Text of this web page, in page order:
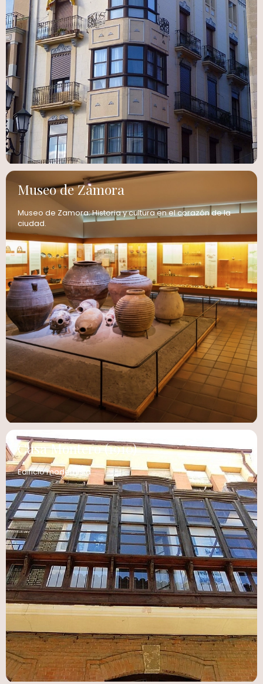
Museo de Zamora
Museo de Zamora: Historia y cultura en el corazón de la
ciudad.
Casa Montero (1910)
Edificio modernista